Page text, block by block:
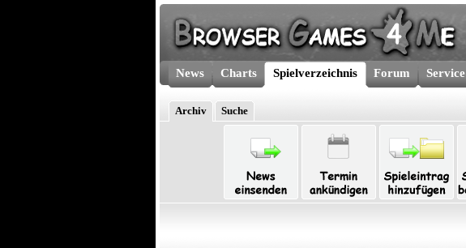
News Charts Spielverzeichnis Forum Service
Archiv Suche